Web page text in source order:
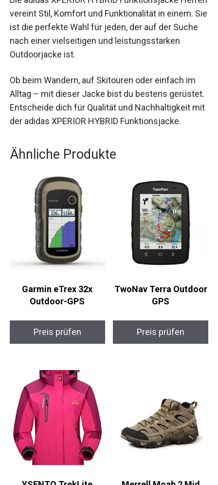
Die adidas XPERIOR HYBRID Funktionsjacke
Herren vereint Stil, Komfort und Funktionalität in
einem. Sie ist die perfekte Wahl für jeden, der auf
der Suche nach einer vielseitigen und
leistungsstarken Outdoorjacke ist.
Ob beim Wandern, auf Skitouren oder einfach im
Alltag – mit dieser Jacke bist du bestens
gerüstet. Entscheide dich für Qualität und
Nachhaltigkeit mit der adidas XPERIOR HYBRID
Ähnliche Produkte
Garmin eTrex 32x
TwoNav Terra